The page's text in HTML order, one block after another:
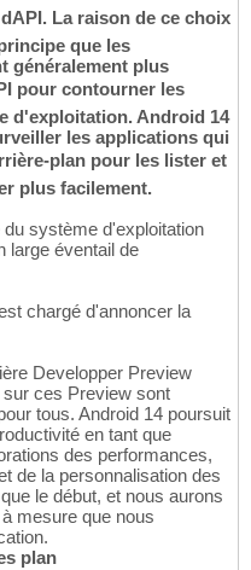
La raison de ce choix
que les
généralement plus
pour contourner les
d'exploitation. Android 14
les applications qui
plan pour les lister et
plus facilement.
système d'exploitation
large éventail de
chargé d'annoncer la
Developper Preview
ces Preview sont
tous. Android 14 poursuit
en tant que
des performances,
de la personnalisation des
le début, et nous aurons
mesure que nous
plan